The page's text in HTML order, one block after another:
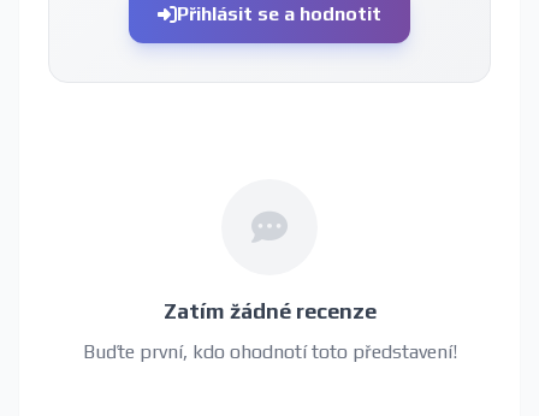
Přihlásit se a hodnotit
Zatím žádné recenze
Buďte první, kdo ohodnotí toto představení!